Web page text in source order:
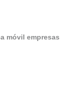
móvil empresas